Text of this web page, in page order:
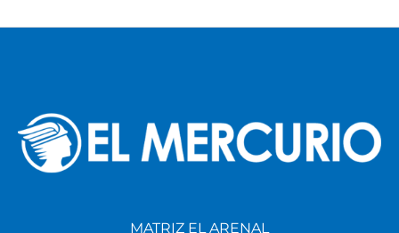
MATRIZ EL ARENAL